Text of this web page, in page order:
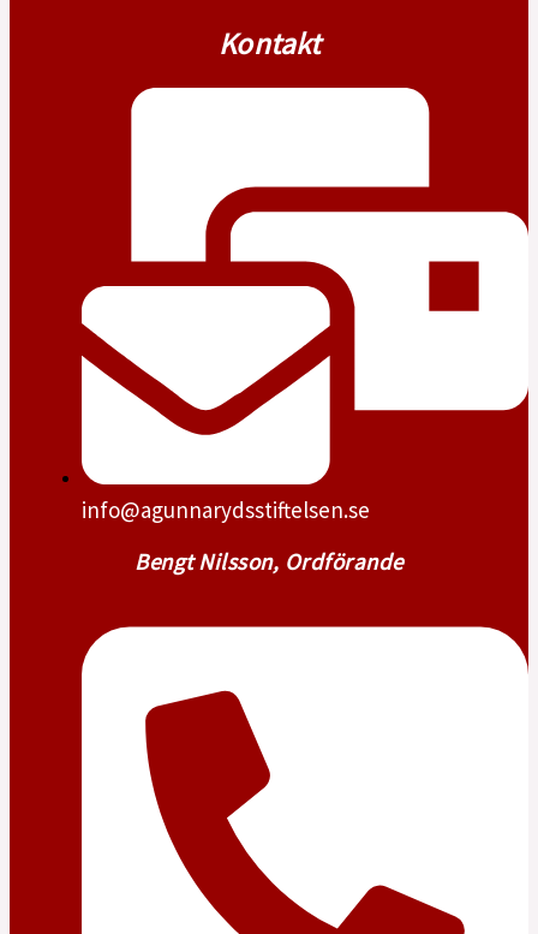
Kontakt
info@agunnarydsstiftelsen.se
Bengt Nilsson, Ordförande